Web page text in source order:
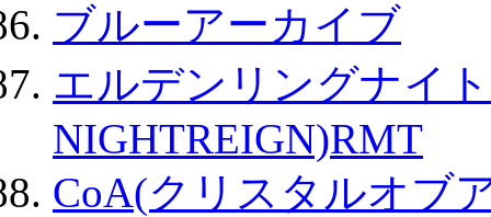
ブルーアーカイブ
エルデンリングナイ
NIGHTREIGN)RMT
CoA(クリスタルオブ